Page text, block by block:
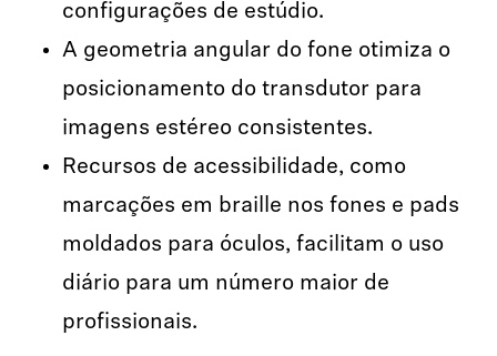
configurações de estúdio.
A geometria angular do fone otimiza o
posicionamento do transdutor para
imagens estéreo consistentes.
Recursos de acessibilidade, como
marcações em braille nos fones e pads
moldados para óculos, facilitam o uso
diário para um número maior de
profissionais.